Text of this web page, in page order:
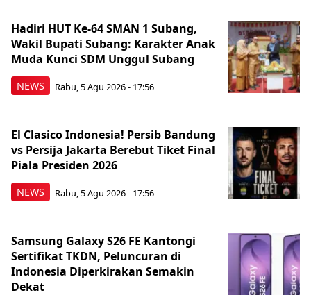
NEWS
Hadiri HUT Ke-64 SMAN 1 Subang,
Wakil Bupati Subang: Karakter Anak
Muda Kunci SDM Unggul Subang
Rabu, 5 Agu 2026 - 17:56
NEWS
El Clasico Indonesia! Persib Bandung
vs Persija Jakarta Berebut Tiket Final
Piala Presiden 2026
Rabu, 5 Agu 2026 - 17:56
Samsung Galaxy S26 FE Kantongi
Sertifikat TKDN, Peluncuran di
Indonesia Diperkirakan Semakin
Dekat